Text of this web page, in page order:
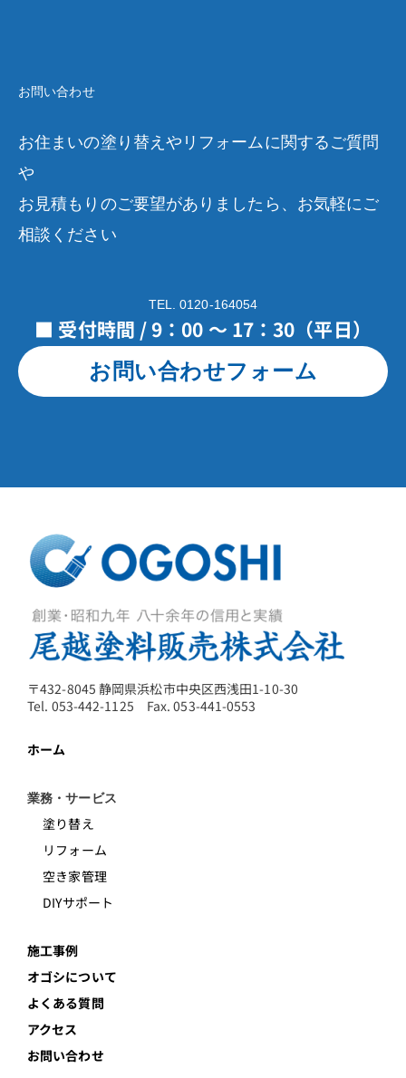
お問い合わせ
お住まいの塗り替えやリフォームに関するご質問
や
お見積もりのご要望がありましたら、お気軽にご
相談ください
TEL. 0120-164054
■ 受付時間 / 9：00 ～ 17：30（平日）
お問い合わせフォーム
〒432-8045 静岡県浜松市中央区西浅田1-10-30
Tel. 053-442-1125 Fax. 053-441-0553
ホーム
業務・サービス
塗り替え
リフォーム
空き家管理
DIYサポート
施工事例
オゴシについて
よくある質問
アクセス
お問い合わせ